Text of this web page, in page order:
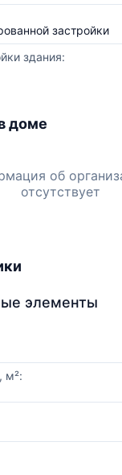
застройки
здания:
доме
об
отсутствует
элементы
м²: